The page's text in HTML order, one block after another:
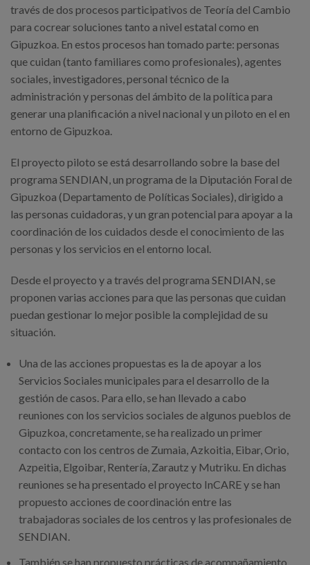
través de dos procesos participativos de Teoría del Cambio
para cocrear soluciones tanto a nivel estatal como en
Gipuzkoa. En estos procesos han tomado parte: personas
que cuidan (tanto familiares como profesionales), agentes
sociales, investigadores, personal técnico de la
administración y personas del ámbito de la política para
generar una planificación a nivel nacional y un piloto en el en
entorno de Gipuzkoa.
El proyecto piloto se está desarrollando sobre la base del
programa SENDIAN, un programa de la Diputación Foral de
Gipuzkoa (Departamento de Políticas Sociales), dirigido a
las personas cuidadoras, y un gran potencial para apoyar a la
coordinación de los cuidados desde el conocimiento de las
personas y los servicios en el entorno local.
Desde el proyecto y a través del programa SENDIAN, se
proponen varias acciones para que las personas que cuidan
puedan gestionar lo mejor posible la complejidad de su
situación.
Una de las acciones propuestas es la de apoyar a los
Servicios Sociales municipales para el desarrollo de la
gestión de casos. Para ello, se han llevado a cabo
reuniones con los servicios sociales de algunos pueblos de
Gipuzkoa, concretamente, se ha realizado un primer
contacto con los centros de Zumaia, Azkoitia, Eibar, Orio,
Azpeitia, Elgoibar, Rentería, Zarautz y Mutriku. En dichas
reuniones se ha presentado el proyecto InCARE y se han
propuesto acciones de coordinación entre las
trabajadoras sociales de los centros y las profesionales de
SENDIAN.
También se han propuesto prácticas de acompañamiento